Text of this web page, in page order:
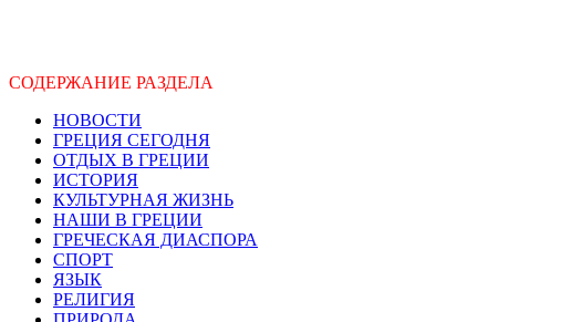
СОДЕРЖАНИЕ РАЗДЕЛА
НОВОСТИ
ГРЕЦИЯ СЕГОДНЯ
ОТДЫХ В ГРЕЦИИ
ИСТОРИЯ
КУЛЬТУРНАЯ ЖИЗНЬ
НАШИ В ГРЕЦИИ
ГРЕЧЕСКАЯ ДИАСПОРА
СПОРТ
ЯЗЫК
РЕЛИГИЯ